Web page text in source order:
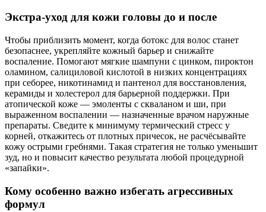
Экстра‑уход для кожи головы до и после
Чтобы приблизить момент, когда ботокс для волос станет
безопаснее, укрепляйте кожный барьер и снижайте
воспаление. Помогают мягкие шампуни с цинком, пироктон
оламином, салициловой кислотой в низких концентрациях
при себорее, никотинамид и пантенол для восстановления,
керамиды и холестерол для барьерной поддержки. При
атопической коже — эмоленты с скваланом и ши, при
выраженном воспалении — назначенные врачом наружные
препараты. Сведите к минимуму термический стресс у
корней, откажитесь от плотных причесок, не расчёсывайте
кожу острыми гребнями. Такая стратегия не только уменьшит
зуд, но и повысит качество результата любой процедурной
«запайки».
Кому особенно важно избегать агрессивных
формул